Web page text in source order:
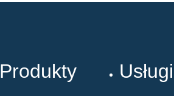
Produkty Usługi